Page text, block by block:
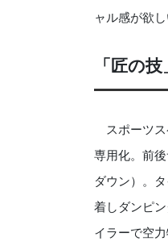
ャル感が欲
「匠の
スポーツス
専用化。前
ダウン）。
着しダンピ
イラーで空